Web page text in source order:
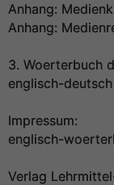
Anhang:
Anhang:
3. Woerterbuch
englisch-deutsch
Impressum:
englisch-
Verlag